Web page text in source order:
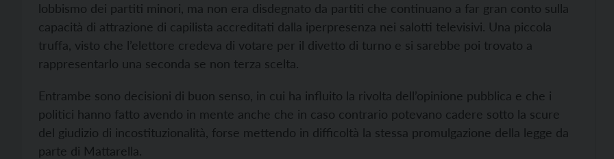
lobbismo dei partiti minori, ma non era disdegnato da partiti che continuano a far gran conto sulla
capacità di attrazione di capilista accreditati dalla iperpresenza nei salotti televisivi. Una piccola
truffa, visto che l’elettore credeva di votare per il divetto di turno e si sarebbe poi trovato a
rappresentarlo una seconda se non terza scelta.
Entrambe sono decisioni di buon senso, in cui ha influito la rivolta dell’opinione pubblica e che i
politici hanno fatto avendo in mente anche che in caso contrario potevano cadere sotto la scure
del giudizio di incostituzionalità, forse mettendo in difficoltà la stessa promulgazione della legge da
parte di Mattarella.